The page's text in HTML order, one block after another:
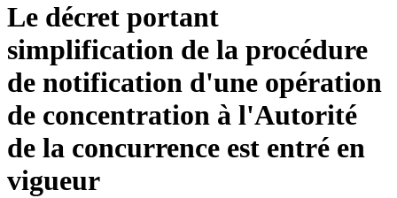
Le décret portant
simplification de la procédure
de notification d'une opération
de concentration à l'Autorité
de la concurrence est entré en
vigueur